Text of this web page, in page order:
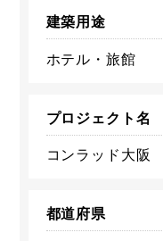
建築用途
ホテル・旅館
プロジェクト名
コンラッド大阪
都道府県